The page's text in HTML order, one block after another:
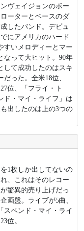
ヴェイジョンのボー
ーターとベースのダ
したバンド。デビュ
にアメリカのハード
すいメロディーとマー
なって大ヒット。90年
して成功したのはスキ
った。全米18位、
位、「フライ・ト
ド・マイ・ライフ」は
出したのは上の3つの
1枚しか出してないの
、これはそのレコー
驚異的売り上げだっ
画盤。ライブが5曲、
スペンド・マイ・ライ
位。